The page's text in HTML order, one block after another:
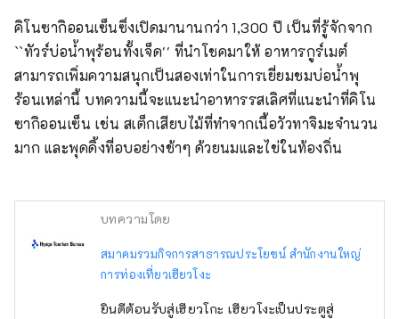
คิโนซากิออนเซ็นซึ่งเปิดมานานกว่า 1,300 ปี เป็นที่รู้จักจาก
``ทัวร์บ่อน้ำพุร้อนทั้งเจ็ด'' ที่นำโชคมาให้ อาหารกูร์เมต์
สามารถเพิ่มความสนุกเป็นสองเท่าในการเยี่ยมชมบ่อน้ำพุ
ร้อนเหล่านี้ บทความนี้จะแนะนำอาหารรสเลิศที่แนะนำที่คิโน
ซากิออนเซ็น เช่น สเต็กเสียบไม้ที่ทำจากเนื้อวัวทาจิมะจำนวน
มาก และพุดดิ้งที่อบอย่างช้าๆ ด้วยนมและไข่ในท้องถิ่น
บทความโดย
สมาคมรวมกิจการสาธารณประโยชน์ สำนักงานใหญ่
การท่องเที่ยวเฮียวโงะ
ยินดีต้อนรับสู่เฮียวโกะ เฮียวโงะเป็นประตูสู่